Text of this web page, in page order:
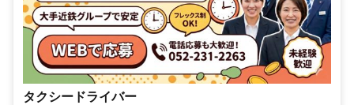
タクシードライバー